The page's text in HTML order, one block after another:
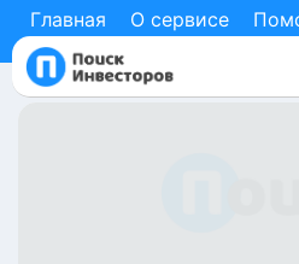
Главная О сервисе